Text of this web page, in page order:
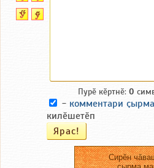
Пурӗ кӗртнӗ: 0
- комментари
килӗшетӗп
Сирӗн